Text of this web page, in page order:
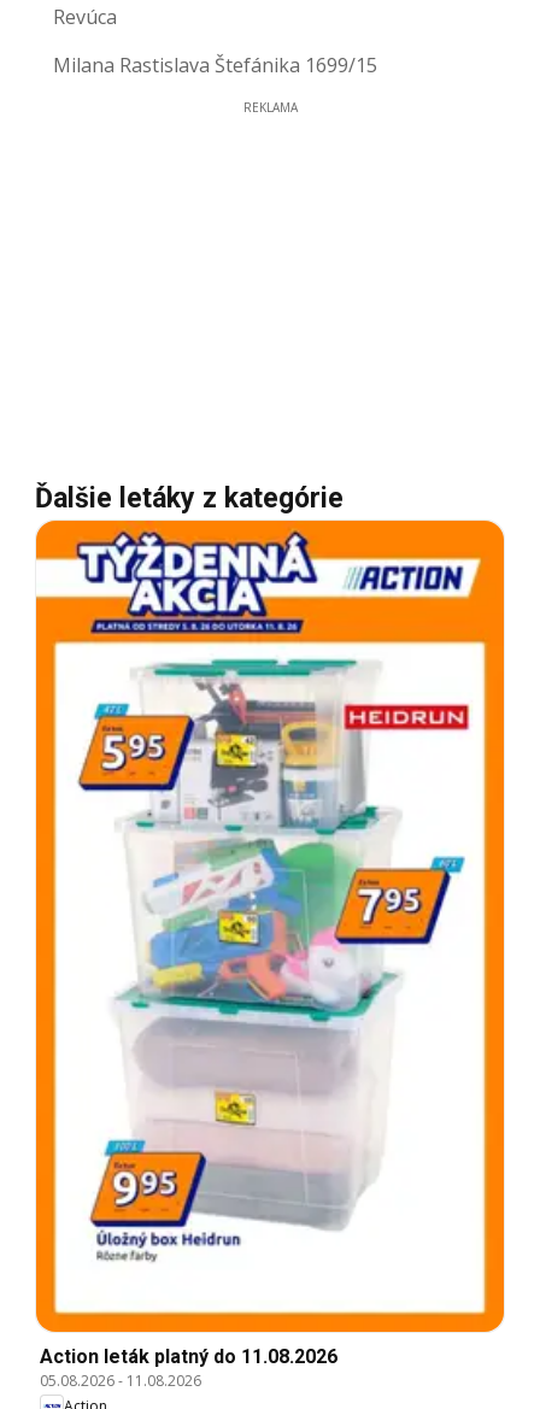
Revúca
Milana Rastislava Štefánika 1699/15
REKLAMA
Ďalšie letáky z kategórie
Action leták platný do 11.08.2026
05.08.2026- 11.08.2026